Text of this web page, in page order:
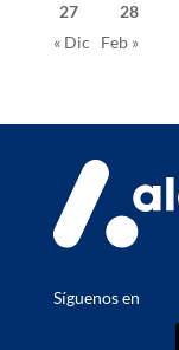
27
28
« Dic
Feb »
Síguenos en